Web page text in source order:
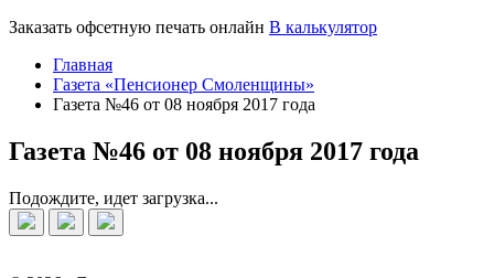
Заказать офсетную печать онлайн В калькулятор
Главная
Газета «Пенсионер Смоленщины»
Газета №46 от 08 ноября 2017 года
Газета №46 от 08 ноября 2017 года
Подождите, идет загрузка...